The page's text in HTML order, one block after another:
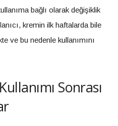
bağlı olarak değişiklik
kremin ilk haftalarda bile
ve bu nedenle kullanımını
Sonrası